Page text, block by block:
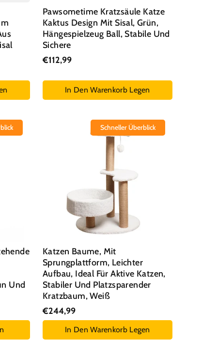
Pawsometime Kratzsäule Katze
Kaktus Design Mit Sisal, Grün,
Hängespielzeug Ball, Stabile Und
Sichere
€112,99
In Den Warenkorb Legen
Und
Schneller Überblick
Katzen Baume, Mit
Sprungplattform, Leichter
Aufbau, Ideal Für Aktive Katzen,
Stabiler Und Platzsparender
Kratzbaum, Weiß
€244,99
In Den Warenkorb Legen